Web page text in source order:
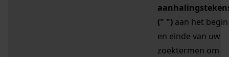
(" ") aan het begin
en einde van uw
zoektermen om